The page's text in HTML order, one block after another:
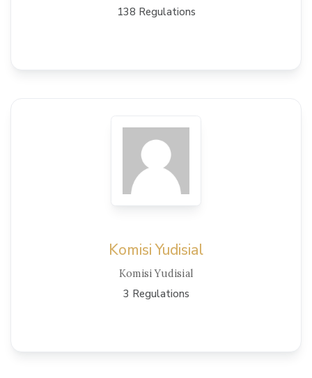
138 Regulations
View Details
Komisi Yudisial
Komisi Yudisial
3 Regulations